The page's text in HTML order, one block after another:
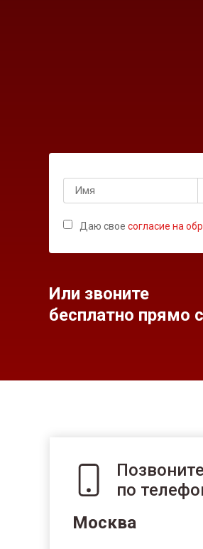
Даю свое согласие на
Или звоните
бесплатно прямо
по
Москва